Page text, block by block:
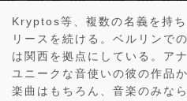
Kryptos等、複数の名義を持
リースを続ける。ベルリンで
は関西を拠点にしている。ア
ユニークな音使いの彼の作品
楽曲はもちろん、音楽のみな